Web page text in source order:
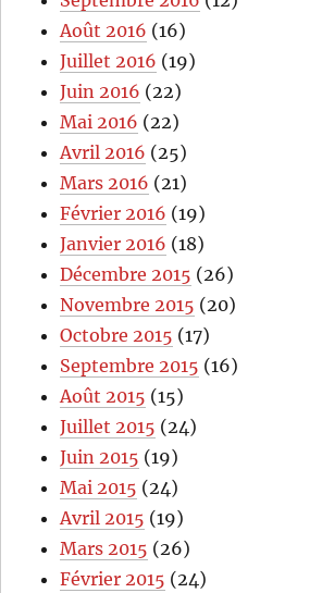
Août 2016 (16)
Juillet 2016 (19)
Juin 2016 (22)
Mai 2016 (22)
Avril 2016 (25)
Mars 2016 (21)
Février 2016 (19)
Janvier 2016 (18)
Décembre 2015 (26)
Novembre 2015 (20)
Octobre 2015 (17)
Septembre 2015 (16)
Août 2015 (15)
Juillet 2015 (24)
Juin 2015 (19)
Mai 2015 (24)
Avril 2015 (19)
Mars 2015 (26)
Février 2015 (24)